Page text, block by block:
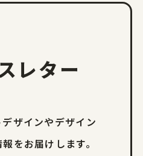
レター
ザインやデザイン
をお届けします。